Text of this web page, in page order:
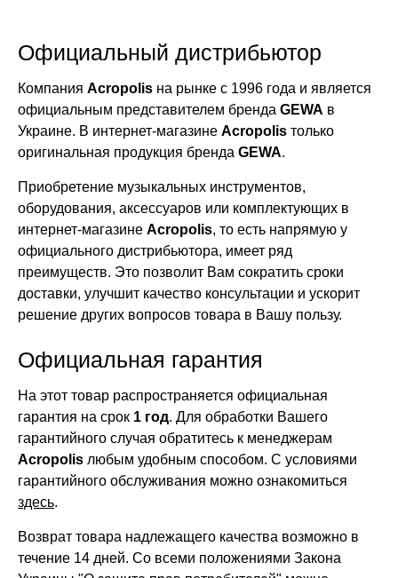
Официальный дистрибьютор
Компания Acropolis на рынке с 1996 года и является
официальным представителем бренда GEWA в
Украине. В интернет-магазине Acropolis только
оригинальная продукция бренда GEWA.
Приобретение музыкальных инструментов,
оборудования, аксессуаров или комплектующих в
интернет-магазине Acropolis, то есть напрямую у
официального дистрибьютора, имеет ряд
преимуществ. Это позволит Вам сократить сроки
доставки, улучшит качество консультации и ускорит
решение других вопросов товара в Вашу пользу.
Официальная гарантия
На этот товар распространяется официальная
гарантия на срок 1 год. Для обработки Вашего
гарантийного случая обратитесь к менеджерам
Acropolis любым удобным способом. С условиями
гарантийного обслуживания можно ознакомиться
здесь.
Возврат товара надлежащего качества возможно в
течение 14 дней. Со всеми положениями Закона